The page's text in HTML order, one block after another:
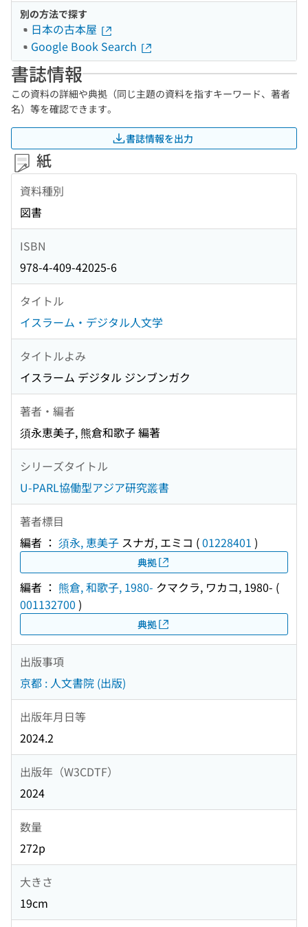
別の方法で探す
日本の古本屋
Google Book Search
書誌情報
この資料の詳細や典拠（同じ主題の資料を指すキーワード、著者
名）等を確認できます。
書誌情報を出力
紙
資料種別
図書
ISBN
978-4-409-42025-6
タイトル
イスラーム・デジタル人文学
タイトルよみ
イスラーム デジタル ジンブンガク
著者・編者
須永恵美子, 熊倉和歌子 編著
シリーズタイトル
U-PARL協働型アジア研究叢書
著者標目
編者 ： 須永, 恵美子 スナガ, エミコ (01228401 )
典拠
編者 ： 熊倉, 和歌子, 1980- クマクラ, ワカコ, 1980- (
001132700 )
典拠
出版事項
京都 : 人文書院 (出版)
出版年月日等
2024.2
出版年（W3CDTF）
2024
数量
272p
大きさ
19cm